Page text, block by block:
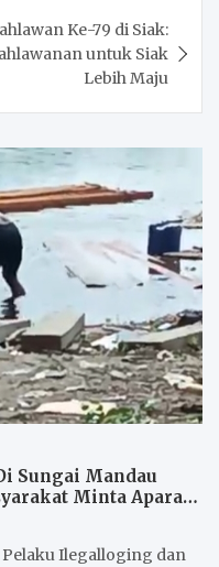
Ke-79 di Siak:
untuk Siak
Lebih Maju
Sungai Mandau
Minta Aparat
Aktor Dan
Pelaku Ilegalloging dan